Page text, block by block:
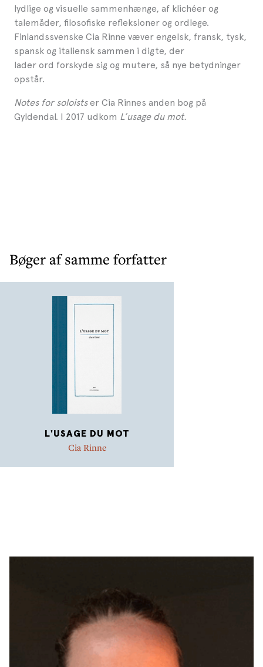
lydlige og visuelle sammenhænge, af klichéer og
talemåder, filosofiske refleksioner og ordlege.
Finlandssvenske Cia Rinne væver engelsk, fransk, tysk,
spansk og italiensk sammen i digte, der
lader ord forskyde sig og mutere, så nye betydninger
opstår.
Notes for soloistser Cia Rinnes anden bog på
Gyldendal. I 2017 udkom L’usage du mot.
Bøger af samme forfatter
L'USAGE DU MOT
Cia Rinne